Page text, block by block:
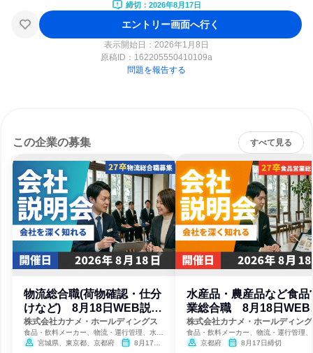
締切：2026年8月17日
エントリー画面へ行く
表示開始日：2026年1月8日
原稿ID： 162205550410109a
問題を報告する
この企業の募集 すべて見る
物流総合職(荷物確認・仕分
けなど) 8月18日WEB説明
会
株式会社カナメ・ホールディングス
食品・飲料メーカー、物流・運行管理、水産
業
宮城県、東京都、京都府
8月17日
水産品・農産品など食品
業総合職 8月18日WEB
明会
株式会社カナメ・ホールディン
食品・飲料メーカー、物流・運行管理
業
京都府 8月17日締切